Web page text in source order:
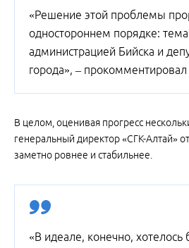
«Решение этой проблемы
одностороннем порядке:
администрацией Бийска и
города», –
В целом, оценивая прогресс
генеральный директор «СГК-Алтай»
заметно ровнее и стабильнее.
«В идеале, конечно, хотелось